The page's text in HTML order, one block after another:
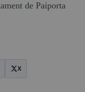
de Paiporta
X